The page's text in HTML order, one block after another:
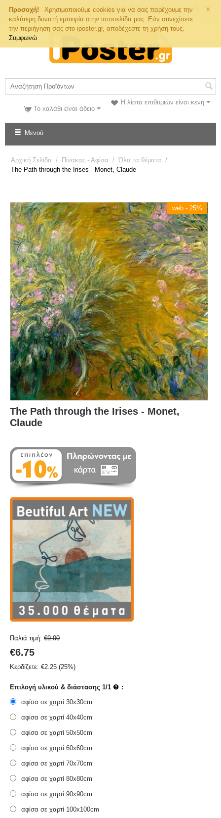
×
Προσοχή!
Χρησιμοποιούμε cookies για να σας παρέχουμε την
καλύτερη δυνατή εμπειρία στην ιστοσελίδα μας. Εάν συνεχίσετε
την περιήγηση σας στο iposter.gr, αποδέχεστε τη χρήση τους.
Συμφωνώ
Τηλ. Παραγγελιών
Η λίστα επιθυμιών είναι κενή
Το καλάθι είναι άδειο
Μενού
Αρχική Σελίδα / Πίνακας - Αφίσα / Όλα τα θέματα /
The Path through the Irises - Monet, Claude
web - 25%
The Path through the Irises - Monet,
Claude
Παλιά τιμή: €9.00
€6.75
Κερδίζετε: €2.25 (25%)
Επιλογή υλικού & διάστασης 1/1 :
αφίσα σε χαρτί 30x30cm
αφίσα σε χαρτί 40x40cm
αφίσα σε χαρτί 50x50cm
αφίσα σε χαρτί 60x60cm
αφίσα σε χαρτί 70x70cm
αφίσα σε χαρτί 80x80cm
αφίσα σε χαρτί 90x90cm
αφίσα σε χαρτί 100x100cm